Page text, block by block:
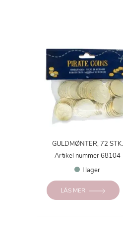
GULDMØNTER, 72 STK.
Artikel nummer 68104
I lager
LÄS MER